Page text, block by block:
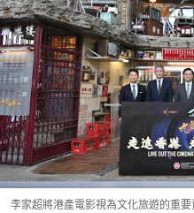
李家超將港產電影視為文化旅遊的重